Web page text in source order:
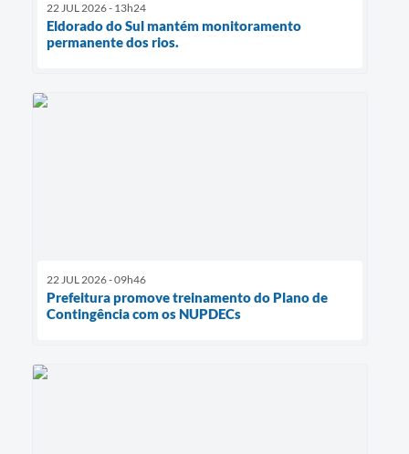
22 JUL 2026 - 13h24
Eldorado do Sul mantém monitoramento
permanente dos rios.
22 JUL 2026 - 09h46
Prefeitura promove treinamento do Plano de
Contingência com os NUPDECs